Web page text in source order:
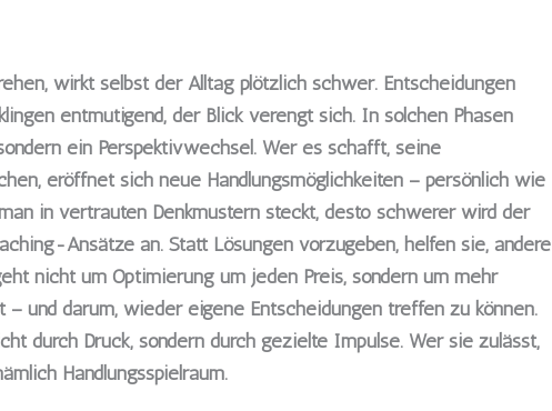
wirkt selbst der Alltag plötzlich schwer. Entscheidungen
entmutigend, der Blick verengt sich. In solchen Phasen
ein Perspektivwechsel. Wer es schafft, seine
eröffnet sich neue Handlungsmöglichkeiten – persönlich wie
in vertrauten Denkmustern steckt, desto schwerer wird der
Ansätze an. Statt Lösungen vorzugeben, helfen sie, andere
nicht um Optimierung um jeden Preis, sondern um mehr
– und darum, wieder eigene Entscheidungen treffen zu können.
durch Druck, sondern durch gezielte Impulse. Wer sie zulässt,
Handlungsspielraum.